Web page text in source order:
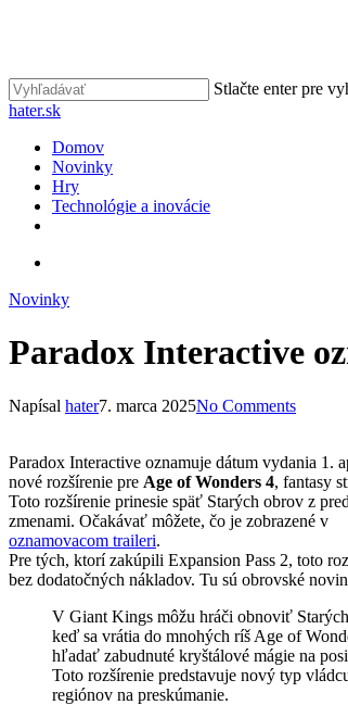
content
Stlačte enter pre
Close
hater.sk
vyhľadávať
Menu
Domov
Novinky
Hry
Technológie a inovácie
Novinky
Paradox Interactive
Napísal hater7. marca 2025No Comments
Paradox Interactive oznamuje dátum vydania 1.
nové rozšírenie pre Age of Wonders 4, fantasy
Toto rozšírenie prinesie späť Starých obrov z
zmenami. Očakávať môžete, čo je zobrazené v
oznamovacom traileri.
Pre tých, ktorí zakúpili Expansion Pass 2, toto
bez dodatočných nákladov. Tu sú obrovské
V Giant Kings môžu hráči obnoviť
keď sa vrátia do mnohých ríš Age of
hľadať zabudnuté kryštálové mágie na
Toto rozšírenie predstavuje nový typ
regiónov na preskúmanie.